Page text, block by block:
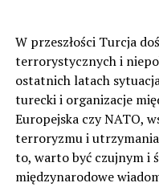
W przeszłości Turcja
terrorystycznych i
ostatnich latach
turecki i organizacje
Europejska czy NATO,
terroryzmu i
to, warto być czujnym i
międzynarodowe